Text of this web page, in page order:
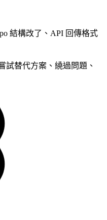
結構改了、API 回傳格式
試替代方案、繞過問題、